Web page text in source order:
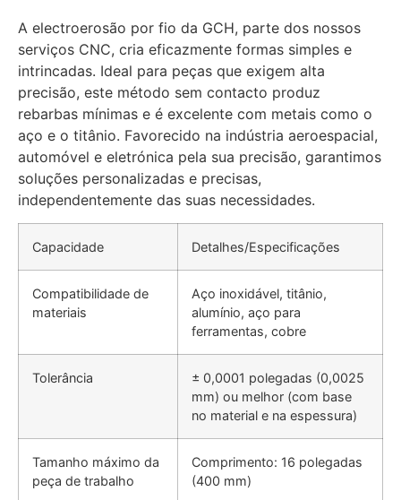
A electroerosão por fio da GCH, parte dos nossos
serviços CNC, cria eficazmente formas simples e
intrincadas. Ideal para peças que exigem alta
precisão, este método sem contacto produz
rebarbas mínimas e é excelente com metais como o
aço e o titânio. Favorecido na indústria aeroespacial,
automóvel e eletrónica pela sua precisão, garantimos
soluções personalizadas e precisas,
independentemente das suas necessidades.
Capacidade Detalhes/Especificações
Compatibilidade de
materiais
Aço inoxidável, titânio,
alumínio, aço para
ferramentas, cobre
Tolerância
± 0,0001 polegadas (0,0025
mm) ou melhor (com base
no material e na espessura)
Tamanho máximo da
peça de trabalho
Comprimento: 16 polegadas
(400 mm)